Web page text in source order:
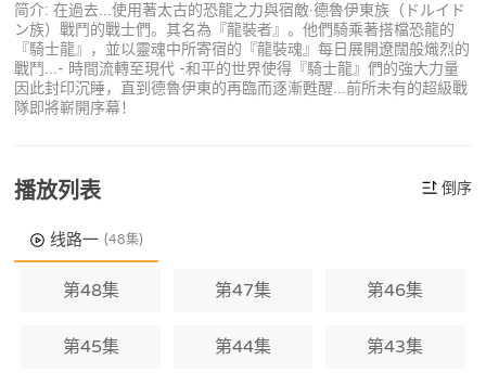
简介: 在過去...使用著太古的恐龍之力與宿敵·德魯伊東族（ドルイド
ン族）戰鬥的戰士們。其名為『龍裝者』。他們騎乘著搭檔恐龍的
『騎士龍』，並以靈魂中所寄宿的『龍裝魂』每日展開遼闊般熾烈的
戰鬥...- 時間流轉至現代 -和平的世界使得『騎士龍』們的強大力量
因此封印沉睡，直到德魯伊東的再臨而逐漸甦醒...前所未有的超級戰
隊即將嶄開序幕！
播放列表 倒序
线路一 (48集)
第48集 第47集 第46集
第45集 第44集 第43集